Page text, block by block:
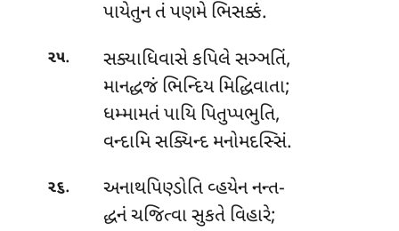
પાયેતુન તં પણમે ભિસક્કં.
૨૫.
સક્યાધિવાસે કપિલે સઞ્ઞતિં,
માનદ્ધજં ભિન્દિય મિદ્ધિવાતા;
ધમ્મામતં પાયિ પિતુપ્પભુતિ,
વન્દામિ સક્યિન્દ મનોમદસ્સિં.
૨૬.
અનાથપિણ્ડોતિ વ્હયેન નન્ત-
દ્ધનં ચજિત્વા સુકતે વિહારે;